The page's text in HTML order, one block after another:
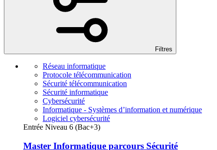
Filtres
Réseau informatique
Protocole télécommunication
Sécurité télécommunication
Sécurité informatique
Cybersécurité
Informatique - Systèmes d’information et numérique
Logiciel cybersécurité
Entrée Niveau 6 (Bac+3)
Master Informatique parcours Sécurité